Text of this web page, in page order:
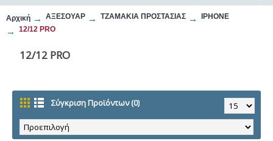
Αρχική ΑΞΕΣΟΥΑΡ ΤΖΑΜΑΚΙΑ ΠΡΟΣΤΑΣΙΑΣ
IPHONE
12/12 PRO
12/12 PRO
Σύγκριση Προϊόντων (0)